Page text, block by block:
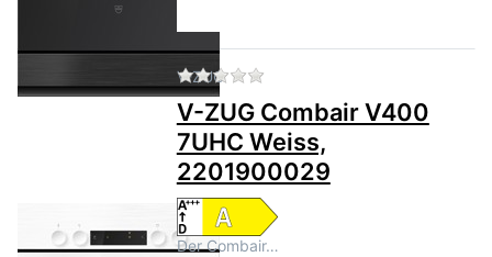
V-ZUG Zu diesem Produkt liegen
V-ZUG Combair V400
7UHC Weiss,
2201900029
Der Combair…